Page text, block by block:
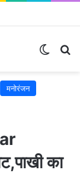
मनोरंजन
का